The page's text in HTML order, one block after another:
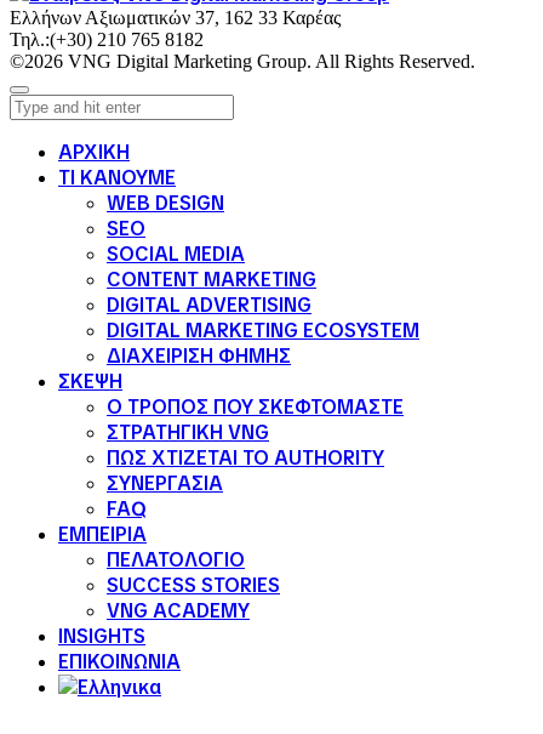
Ελλήνων Αξιωματικών 37, 162 33 Καρέας
Τηλ.:(+30) 210 765 8182
©2026 VNG Digital Marketing Group. All Rights Reserved.
ΑΡΧΙΚΗ
ΤΙ ΚΑΝΟΥΜΕ
WEB DESIGN
SEO
SOCIAL MEDIA
CONTENT MARKETING
DIGITAL ADVERTISING
DIGITAL MARKETING ECOSYSTEM
ΔΙΑΧΕΙΡΙΣΗ ΦΗΜΗΣ
ΣΚΕΨΗ
Ο ΤΡΟΠΟΣ ΠΟΥ ΣΚΕΦΤΟΜΑΣΤΕ
ΣΤΡΑΤΗΓΙΚΗ VNG
ΠΩΣ ΧΤΙΖΕΤΑΙ ΤΟ AUTHORITY
ΣΥΝΕΡΓΑΣΙΑ
FAQ
ΕΜΠΕΙΡΙΑ
ΠΕΛΑΤΟΛΟΓΙΟ
SUCCESS STORIES
VNG ACADEMY
INSIGHTS
ΕΠΙΚΟΙΝΩΝΙΑ